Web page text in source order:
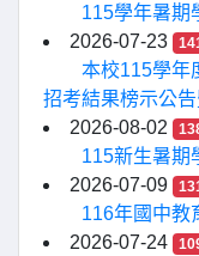
115學年暑期
2026-07-23
本校115學年
招考結果榜示公告
2026-08-02
115新生暑期
2026-07-09
116年國中教
2026-07-24